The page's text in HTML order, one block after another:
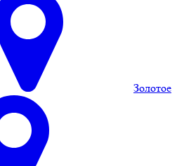
Золотое